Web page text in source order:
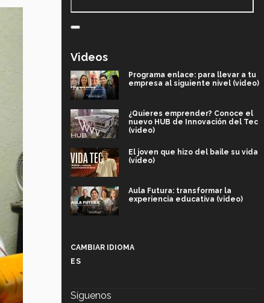
Videos
Programa enlace: para llevar a tu
empresa al siguiente nivel (video)
¿Quieres emprender? Conoce el
nuevo HUB de Innovación del Tec
(video)
El joven que hizo del baile su vida
(video)
Aula Futura: transformar la
experiencia educativa (video)
CAMBIAR IDIOMA
ES
Síguenos